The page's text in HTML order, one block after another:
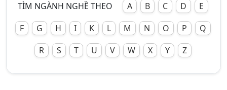
TÌM NGÀNH NGHỀ THEO A B C D
E
F
G H I K L M N O P
Q
R
S T U V W X Y Z